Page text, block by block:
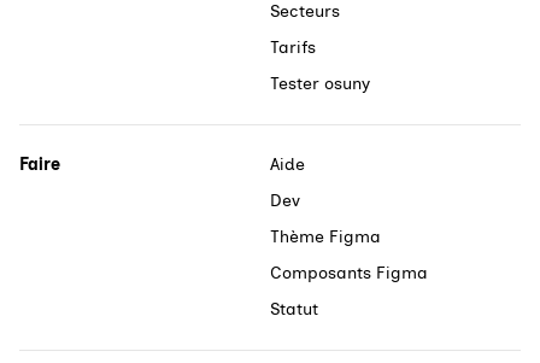
Secteurs
Tarifs
Tester osuny
Faire
Aide
Dev
Thème Figma
Composants Figma
Statut